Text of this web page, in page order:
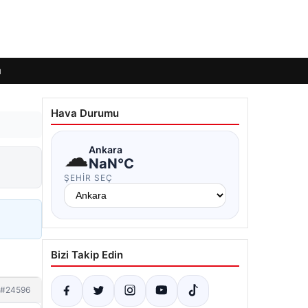
#24596
Hava Durumu
☁Ankara
NaN°C
ŞEHIR SEÇ
Bizi Takip Edin